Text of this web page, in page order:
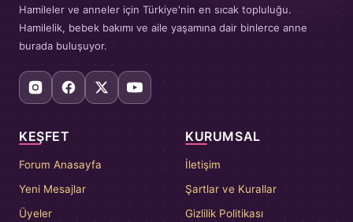
Hamileler ve anneler için Türkiye'nin en sıcak topluluğu.
Hamilelik, bebek bakımı ve aile yaşamına dair binlerce anne
burada buluşuyor.
KEŞFET
Forum Anasayfa
Yeni Mesajlar
Üyeler
KURUMSAL
İletişim
Şartlar ve Kurallar
Gizlilik Politikası